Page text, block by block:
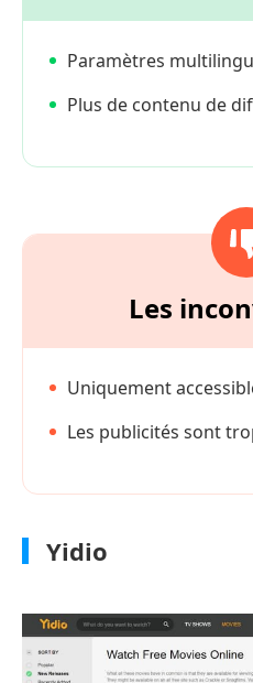
Paramètres
Plus de contenu de
Les
Uniquement
Les publicités sont
Yidio